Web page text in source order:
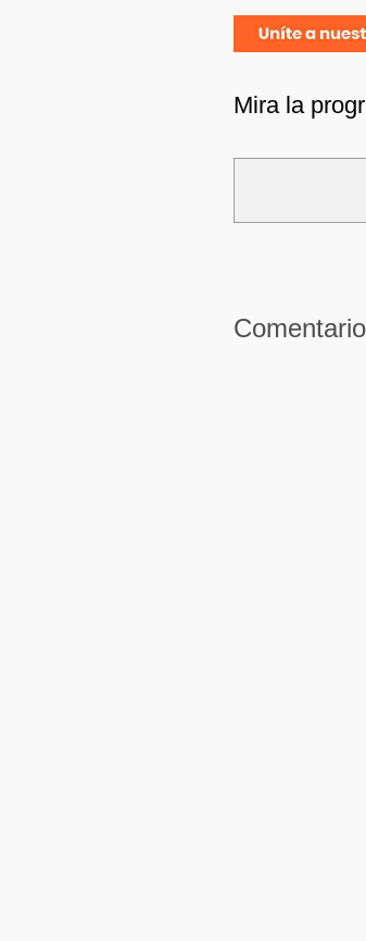
Mira la